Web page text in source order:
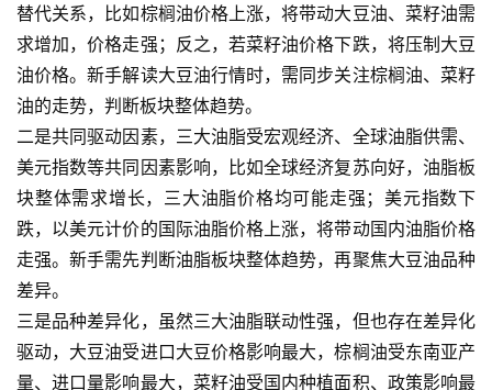
替代关系，比如棕榈油价格上涨，将带动大豆油、菜籽油需
求增加，价格走强；反之，若菜籽油价格下跌，将压制大豆
油价格。新手解读大豆油行情时，需同步关注棕榈油、菜籽
油的走势，判断板块整体趋势。
二是共同驱动因素，三大油脂受宏观经济、全球油脂供需、
美元指数等共同因素影响，比如全球经济复苏向好，油脂板
块整体需求增长，三大油脂价格均可能走强；美元指数下
跌，以美元计价的国际油脂价格上涨，将带动国内油脂价格
走强。新手需先判断油脂板块整体趋势，再聚焦大豆油品种
差异。
三是品种差异化，虽然三大油脂联动性强，但也存在差异化
驱动，大豆油受进口大豆价格影响最大，棕榈油受东南亚产
量、进口量影响最大，菜籽油受国内种植面积、政策影响最